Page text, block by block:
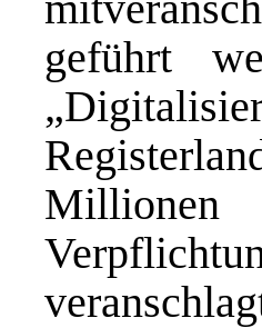
geführt